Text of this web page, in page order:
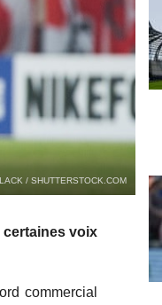
/ SHUTTERSTOCK.COM
certaines voix
commercial